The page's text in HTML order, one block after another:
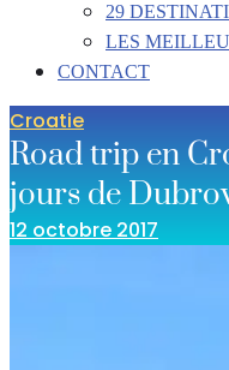
29
LES
CONTACT
Croatie
Road trip en
jours de
12 octobre 2017